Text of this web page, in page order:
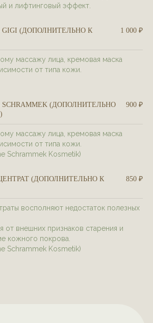
и лифтинговый эффект.
(ДОПОЛНИТЕЛЬНО К
1 000 ₽
массажу лица, кремовая маска
от типа кожи.
(ДОПОЛНИТЕЛЬНО
900 ₽
массажу лица, кремовая маска
от типа кожи.
Schrammek Kosmetik)
(ДОПОЛНИТЕЛЬНО К
850 ₽
восполняют недостаток полезных
от внешних признаков старения и
кожного покрова.
Schrammek Kosmetik)